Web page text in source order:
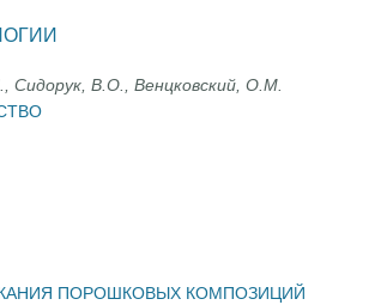
Сидорук, В.О., Венцковский, О.М.
ПОРОШКОВЫХ КОМПОЗИЦИЙ